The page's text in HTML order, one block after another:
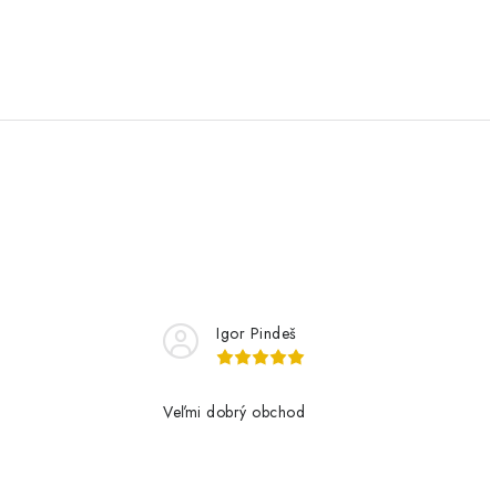
Igor Pindeš
Veľmi dobrý obchod